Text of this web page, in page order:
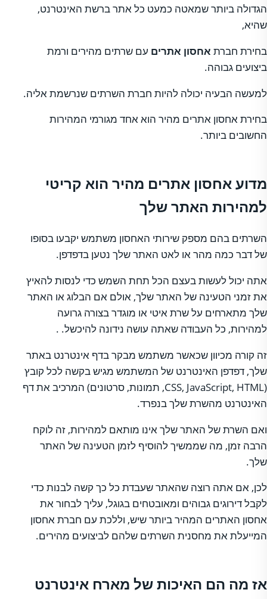
הגדולה ביותר שמאטה כמעט כל אתר ברשת האינטרנט,
שהיא,
בחירת חברת אחסון אתרים עם שרתים מהירים ורמת
ביצועים גבוהה.
למעשה הבעיה יכולה להיות חברת השרתים שנרשמת אליה.
בחירת אחסון אתרים מהיר הוא אחד מגורמי המהירות
החשובים ביותר.
מדוע אחסון אתרים מהיר הוא קריטי
למהירות האתר שלך
השרתים בהם מספק שירותי האחסון משתמש יקבעו בסופו
של דבר כמה מהר או לאט האתר שלך נטען בדפדפן.
אתה יכול לעשות בעצם הכל תחת השמש כדי לנסות להאיץ
את זמני הטעינה של האתר שלך, אולם אם הבלוג או האתר
שלך מתארחים על שרת איטי או מוגדר בצורה גרועה
למהירות, כל העבודה שאתה עושה נידונה להיכשל. .
זה קורה מכיוון שכאשר משתמש מבקר בדף אינטרנט באתר
שלך, דפדפן האינטרנט של המשתמש מגיש בקשה לכל קובץ
(CSS, JavaScript, HTML, תמונות, סרטונים) המרכיב את דף
האינטרנט מהשרת שלך בנפרד.
ואם השרת של האתר שלך אינו מותאם למהירות, זה לוקח
הרבה זמן, מה שממשיך להוסיף לזמן הטעינה של האתר
שלך.
לכן, אם אתה רוצה שהאתר שעבדת כל כך קשה לבנות כדי
לקבל דירוגים גבוהים ומאובטחים בגוגל, עליך לבחור את
אחסון האתרים המהיר ביותר שיש, וללכת עם חברת אחסון
המייעלת את מחסנית השרתים שלהם לביצועים מהירים.
אז מה הם האיכות של מארח אינטרנט